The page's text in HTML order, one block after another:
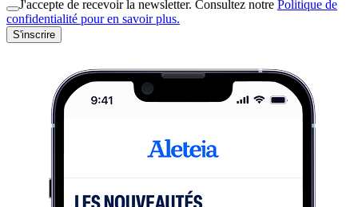
J'accepte de recevoir la newsletter. Consultez notre Politique de
confidentialité pour en savoir plus.
S'inscrire